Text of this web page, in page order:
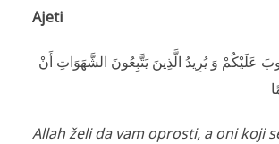
Ajeti
عَلَيْكُمْ وَ يُرِيدُ الَّذِينَ يَتَّبِعُونَ الشَّهَوَاتِ أَنْ
Allah želi da vam oprosti, a oni koji